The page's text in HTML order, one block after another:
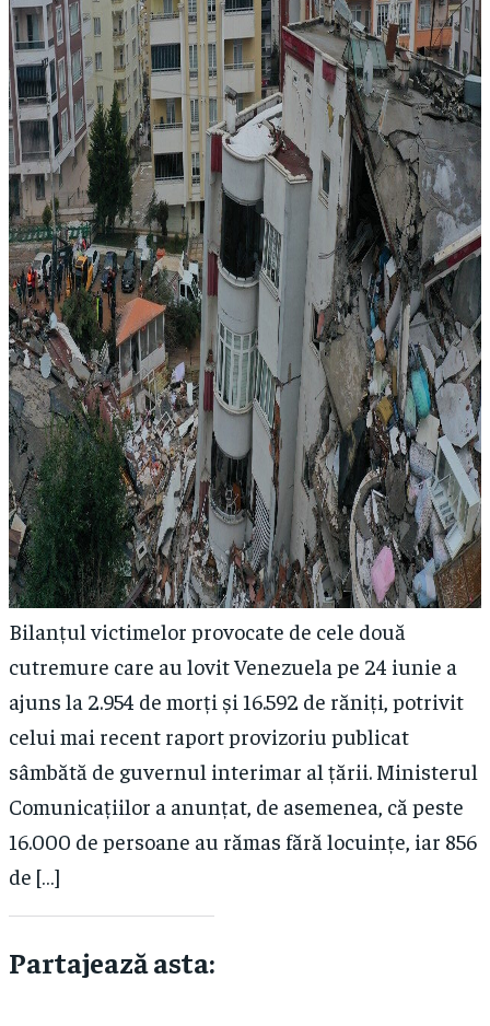
Bilanțul victimelor provocate de cele două
cutremure care au lovit Venezuela pe 24 iunie a
ajuns la 2.954 de morți și 16.592 de răniți, potrivit
celui mai recent raport provizoriu publicat
sâmbătă de guvernul interimar al țării. Ministerul
Comunicațiilor a anunțat, de asemenea, că peste
16.000 de persoane au rămas fără locuințe, iar 856
de […]
Partajează asta: